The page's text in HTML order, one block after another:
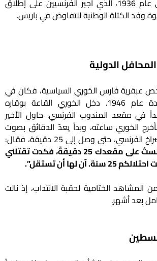
في الإضراب الستيني عام 1936، الذي أجبر الفرنسيين على إطلاق
وفد الكتلة الوطنية للتفاوض في باريس.
الدولية
عبقرية فارس الخوري السياسية، فكان في
جلسة الأمم المتحدة عام 1946. دخل الخوري القاعة بوقاره
في مقعد المندوب الفرنسي. حاول الأخير
الخوري ساعته، وبدأ يعدّ الدقائق بصوت
حتى وصل إلى 25 دقيقة، فقال:
“سعادة السفير، جلستُ على مقعدك 25 دقيقةً، فكدت تقتلني
آن لها أن تستقل”.
المشاهد الختامية لحقبة الانتداب، إذ نالت
بعد أشهر.